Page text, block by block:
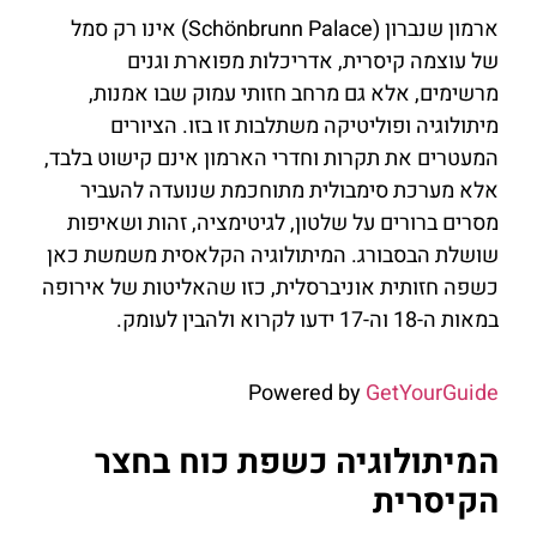
ארמון שנברון (Schönbrunn Palace) אינו רק סמל
של עוצמה קיסרית, אדריכלות מפוארת וגנים
מרשימים, אלא גם מרחב חזותי עמוק שבו אמנות,
מיתולוגיה ופוליטיקה משתלבות זו בזו. הציורים
המעטרים את תקרות וחדרי הארמון אינם קישוט בלבד,
אלא מערכת סימבולית מתוחכמת שנועדה להעביר
מסרים ברורים על שלטון, לגיטימציה, זהות ושאיפות
שושלת הבסבורג. המיתולוגיה הקלאסית משמשת כאן
כשפה חזותית אוניברסלית, כזו שהאליטות של אירופה
במאות ה-18 וה-17 ידעו לקרוא ולהבין לעומק.
Powered byGetYourGuide
המיתולוגיה כשפת כוח בחצר
הקיסרית